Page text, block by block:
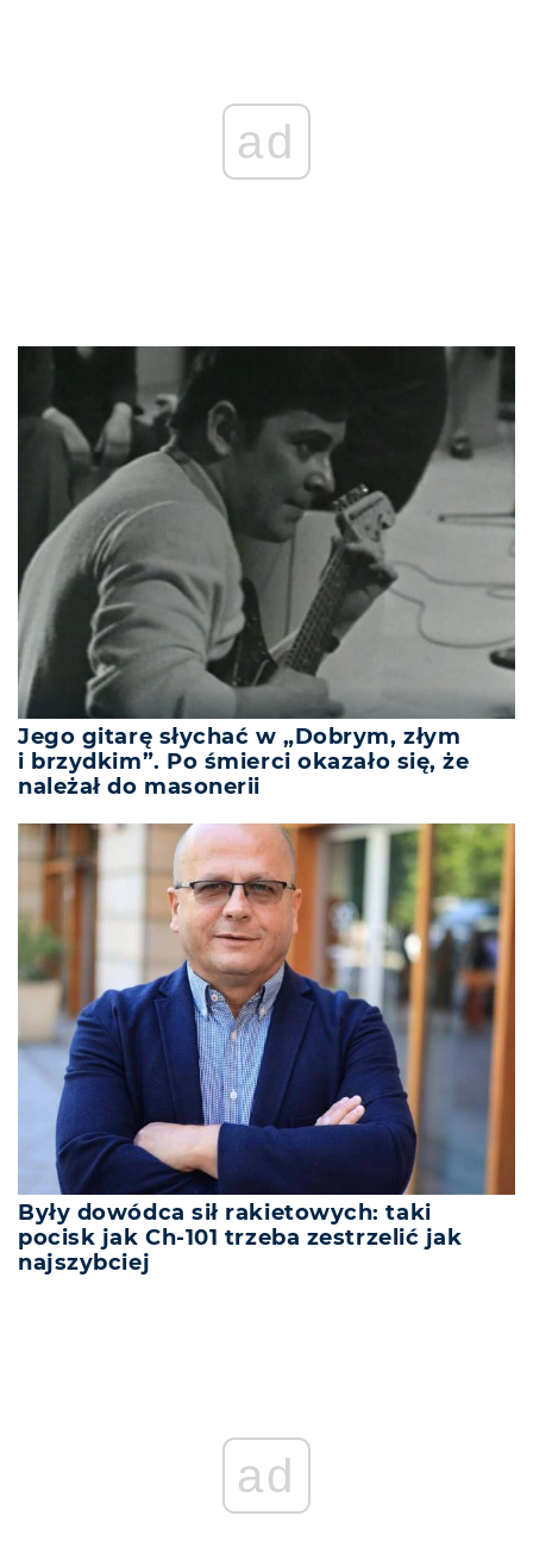
ad
Jego gitarę słychać w „Dobrym, złym
i brzydkim”. Po śmierci okazało się, że
należał do masonerii
Były dowódca sił rakietowych: taki
pocisk jak Ch-101 trzeba zestrzelić jak
najszybciej
ad